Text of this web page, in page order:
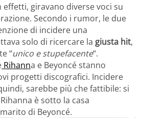
effetti, giravano diverse voci su
Secondo i rumor, le due
di incidere una
solo di ricercare la giusta hit,
“unico e stupefacente“.
Rihanna e Beyoncé stanno
progetti discografici. Incidere
sarebbe più che fattibile: si
è sotto la casa
di Beyoncé.